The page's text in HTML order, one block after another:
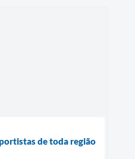
de toda região